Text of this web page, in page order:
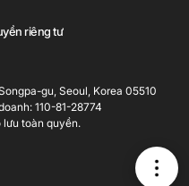
메
gu, Seoul, Korea 05510
110-81-28774
lưu toàn quyền.
riêng tư